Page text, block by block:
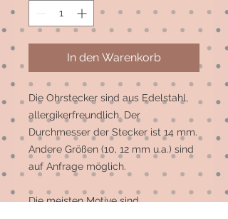
In den Warenkorb
Die Ohrstecker sind aus Edelstahl,
allergikerfreundlich. Der
Durchmesser der Stecker ist 14 mm.
Andere Größen (10, 12 mm u.a.) sind
auf Anfrage möglich.
Die meisten Motive sind